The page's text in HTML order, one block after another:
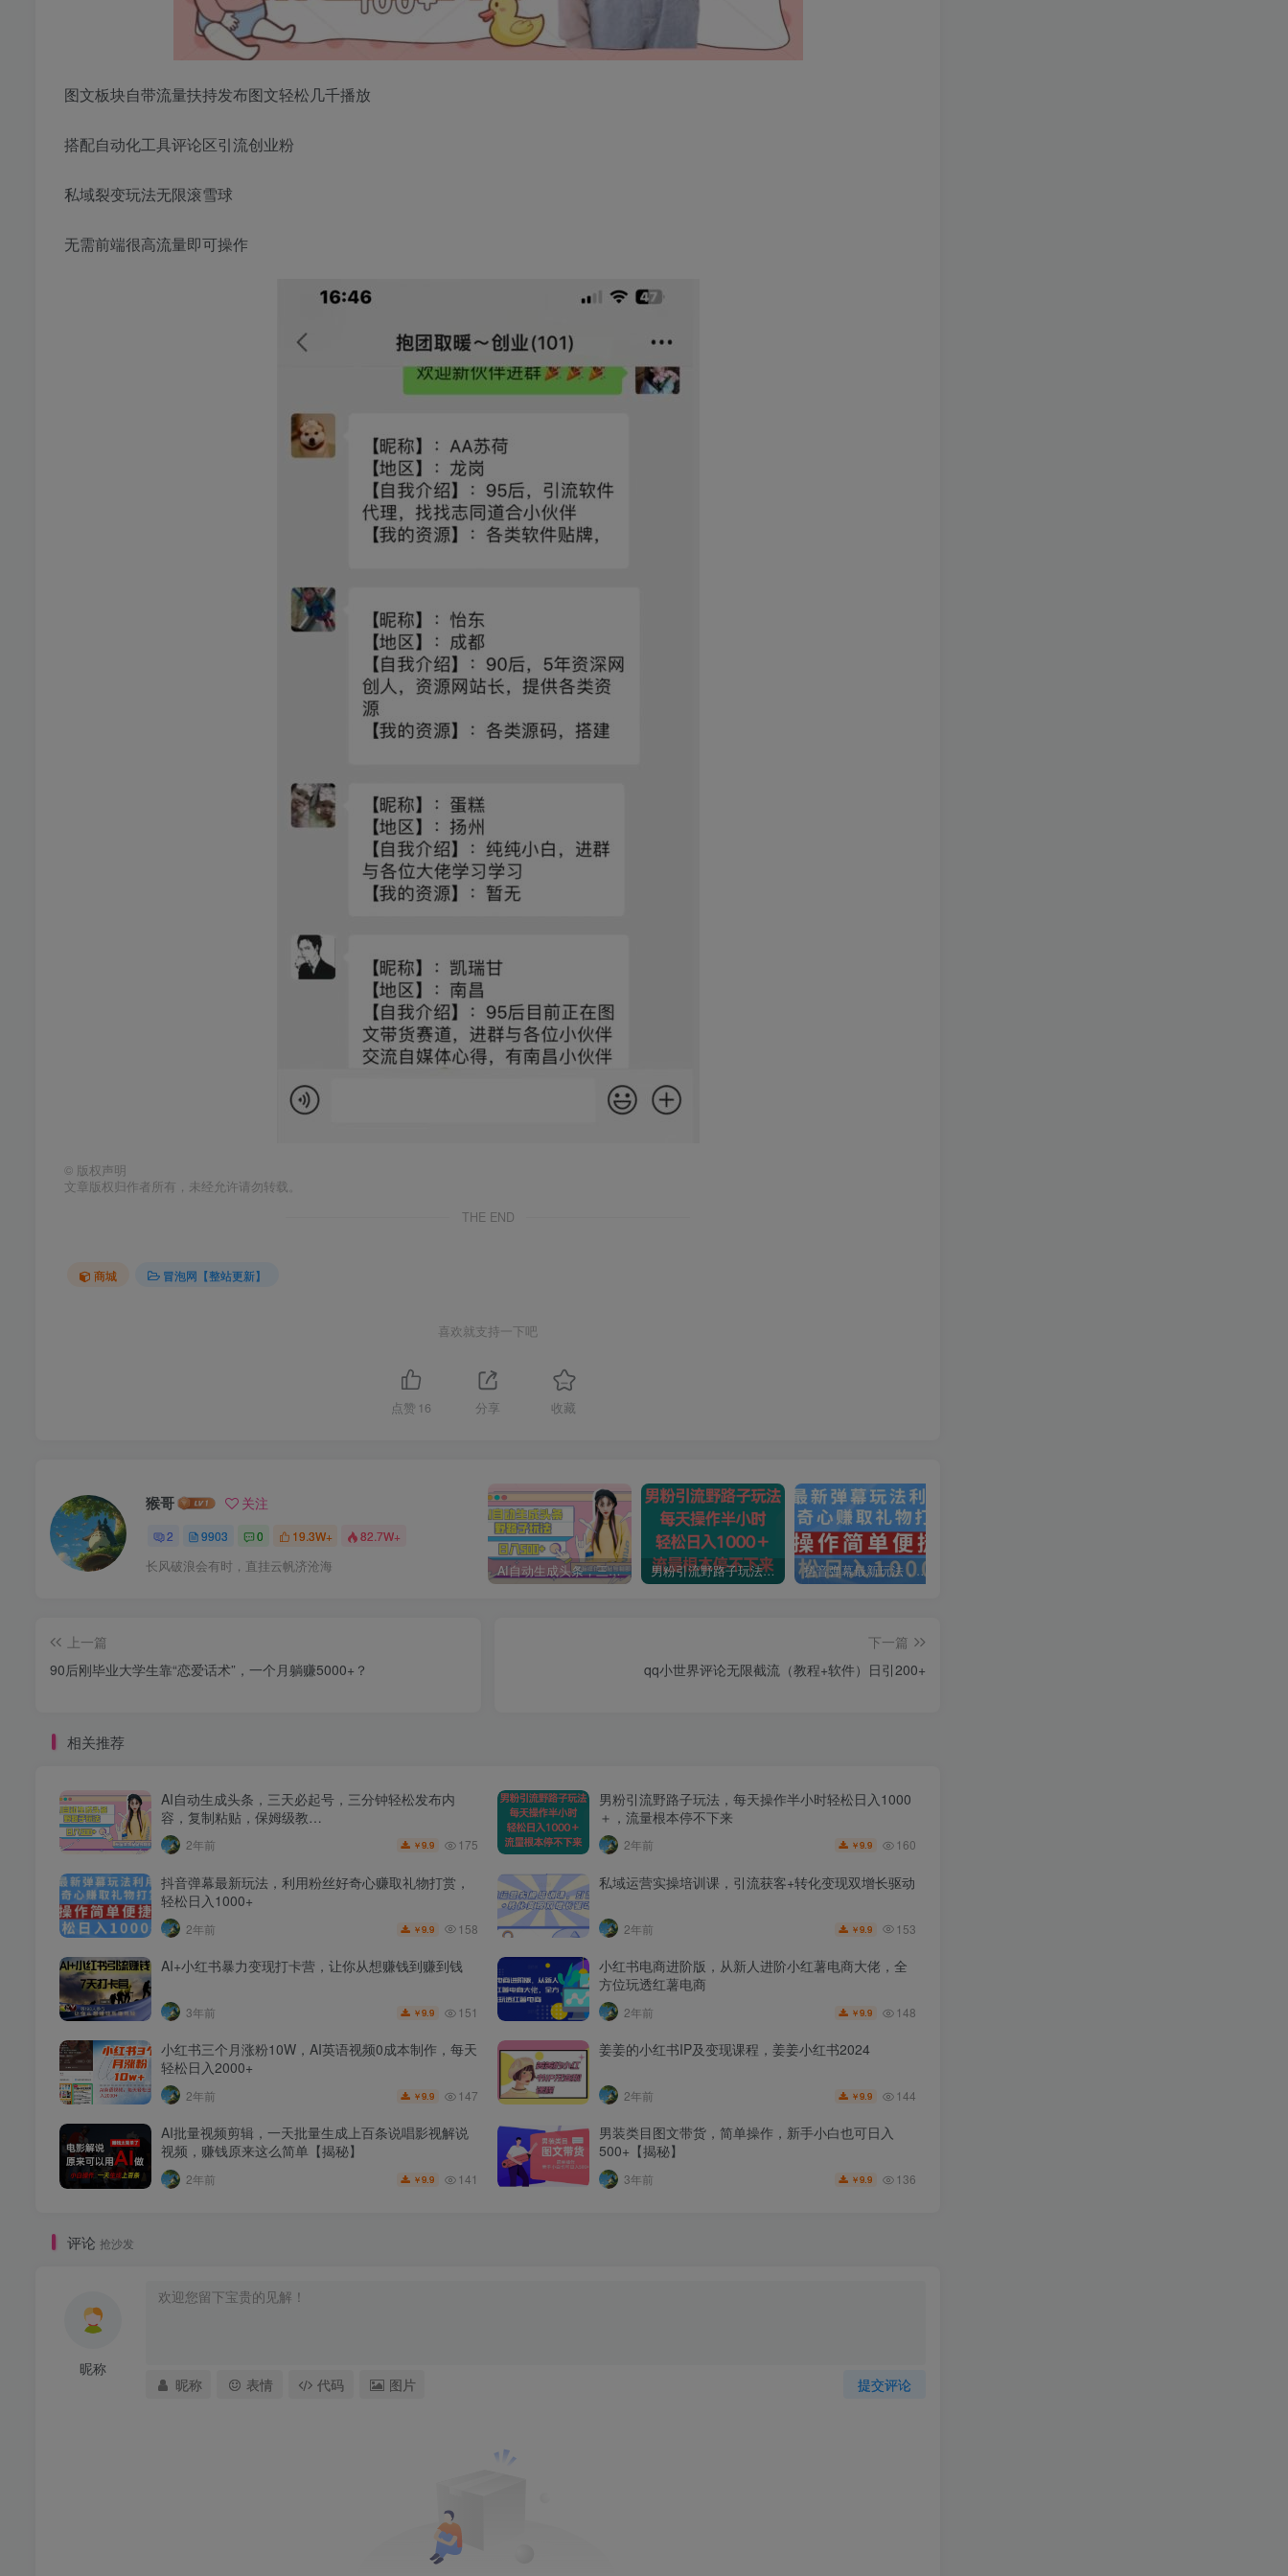
图文板块自带流量扶持发布图文轻松几千播放
搭配自动化工具评论区引流创业粉
私域裂变玩法无限滚雪球
无需前端很高流量即可操作
© 版权声明
文章版权归作者所有，未经允许请勿转载。
THE END
商城 冒泡网【整站更新】
喜欢就支持一下吧
点赞 16 分享 收藏
猴哥 关注
2 9903 0 19.3W+ 82.7W+
长风破浪会有时，直挂云帆济沧海 AI自动生成头条，三天必起号，三分钟轻松发布内容，复制粘贴，保姆级教… 男粉引流野路子玩法，每天操作半小时轻松日入1000＋，流量根本停不下来 抖音弹幕最新玩法，利用粉丝好奇心赚取礼物打赏，轻松日入1000+
上一篇
90后刚毕业大学生靠“恋爱话术”，一个月躺赚5000+？
下一篇
qq小世界评论无限截流（教程+软件）日引200+
相关推荐
AI自动生成头条，三天必起号，三分钟轻松发布内
容，复制粘贴，保姆级教…
2年前 ￥9.9 175
男粉引流野路子玩法，每天操作半小时轻松日入1000
＋，流量根本停不下来
2年前 ￥9.9 160
抖音弹幕最新玩法，利用粉丝好奇心赚取礼物打赏，
轻松日入1000+
2年前 ￥9.9 158
私域运营实操培训课，引流获客+转化变现双增长驱动
2年前 ￥9.9 153
AI+小红书暴力变现打卡营，让你从想赚钱到赚到钱
3年前 ￥9.9 151
小红书电商进阶版，从新人进阶小红薯电商大佬，全
方位玩透红薯电商
2年前 ￥9.9 148
小红书三个月涨粉10W，AI英语视频0成本制作，每天
轻松日入2000+
2年前 ￥9.9 147
姜姜的小红书IP及变现课程，姜姜小红书2024
2年前 ￥9.9 144
AI批量视频剪辑，一天批量生成上百条说唱影视解说
视频，赚钱原来这么简单【揭秘】
2年前 ￥9.9 141
男装类目图文带货，简单操作，新手小白也可日入
500+【揭秘】
3年前 ￥9.9 136
评论 抢沙发
昵称
提交评论
昵称 表情 代码 图片